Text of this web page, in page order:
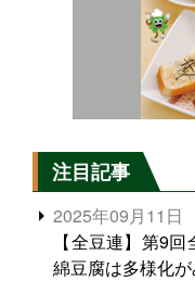
注目記事
2025年09月11日
【全豆連】第9
綿豆腐は多様化